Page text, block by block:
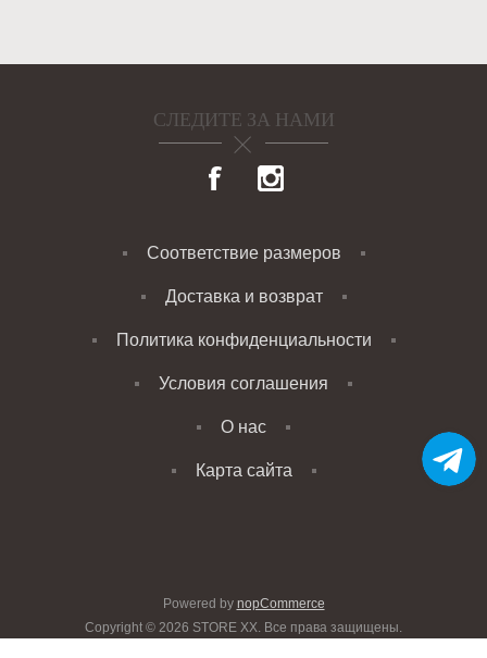
СЛЕДИТЕ ЗА НАМИ
Соответствие размеров
Доставка и возврат
Политика конфиденциальности
Условия соглашения
О нас
Карта сайта
Powered by nopCommerce
Copyright © 2026 STORE XX. Все права защищены.